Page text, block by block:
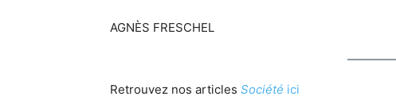
AGNÈS FRESCHEL
Retrouvez nos articles Société ici